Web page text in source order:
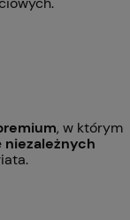
, w którym
niezależnych